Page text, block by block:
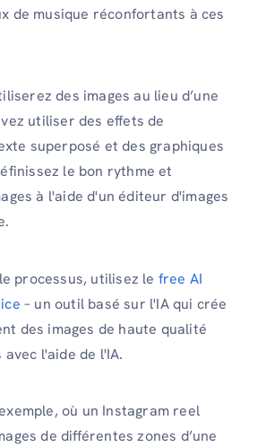
de musique réconfortants à ces
des images au lieu d’une
utiliser des effets de
superposé et des graphiques
le bon rythme et
à l'aide d'un éditeur d'images
processus, utilisez le free AI
– un outil basé sur l'IA qui crée
des images de haute qualité
l'aide de l'IA.
où un Instagram reel
de différentes zones d’une